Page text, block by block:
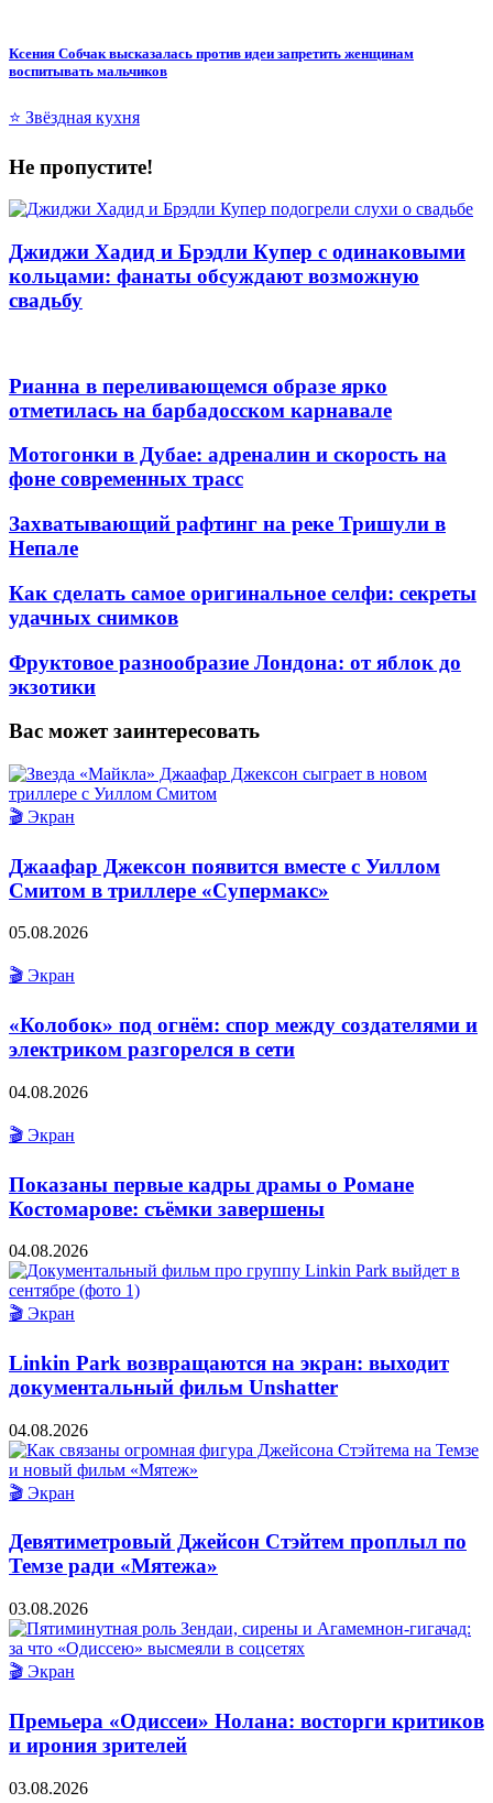
Ксения Собчак высказалась против идеи запретить женщинам
воспитывать мальчиков
⭐ Звёздная кухня
Не пропустите!
Джиджи Хадид и Брэдли Купер с одинаковыми
кольцами: фанаты обсуждают возможную
свадьбу
Рианна в переливающемся образе ярко
отметилась на барбадосском карнавале
Мотогонки в Дубае: адреналин и скорость на
фоне современных трасс
Захватывающий рафтинг на реке Тришули в
Непале
Как сделать самое оригинальное селфи: секреты
удачных снимков
Фруктовое разнообразие Лондона: от яблок до
экзотики
Вас может заинтересовать
🎬 Экран
Джаафар Джексон появится вместе с Уиллом
Смитом в триллере «Супермакс»
05.08.2026
🎬 Экран
«Колобок» под огнём: спор между создателями и
электриком разгорелся в сети
04.08.2026
🎬 Экран
Показаны первые кадры драмы о Романе
Костомарове: съёмки завершены
04.08.2026
🎬 Экран
Linkin Park возвращаются на экран: выходит
документальный фильм Unshatter
04.08.2026
🎬 Экран
Девятиметровый Джейсон Стэйтем проплыл по
Темзе ради «Мятежа»
03.08.2026
🎬 Экран
Премьера «Одиссеи» Нолана: восторги критиков
и ирония зрителей
03.08.2026